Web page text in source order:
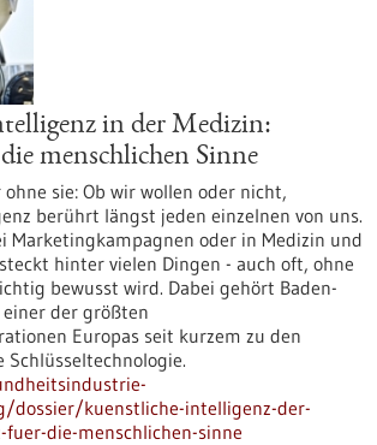
in der Medizin:
menschlichen Sinne
sie: Ob wir wollen oder nicht,
berührt längst jeden einzelnen von uns.
Marketingkampagnen oder in Medizin und
hinter vielen Dingen - auch oft, ohne
bewusst wird. Dabei gehört Baden-
der größten
Europas seit kurzem zu den
Schlüsseltechnologie.
dossier/kuenstliche-intelligenz-der-
fuer-die-menschlichen-sinne